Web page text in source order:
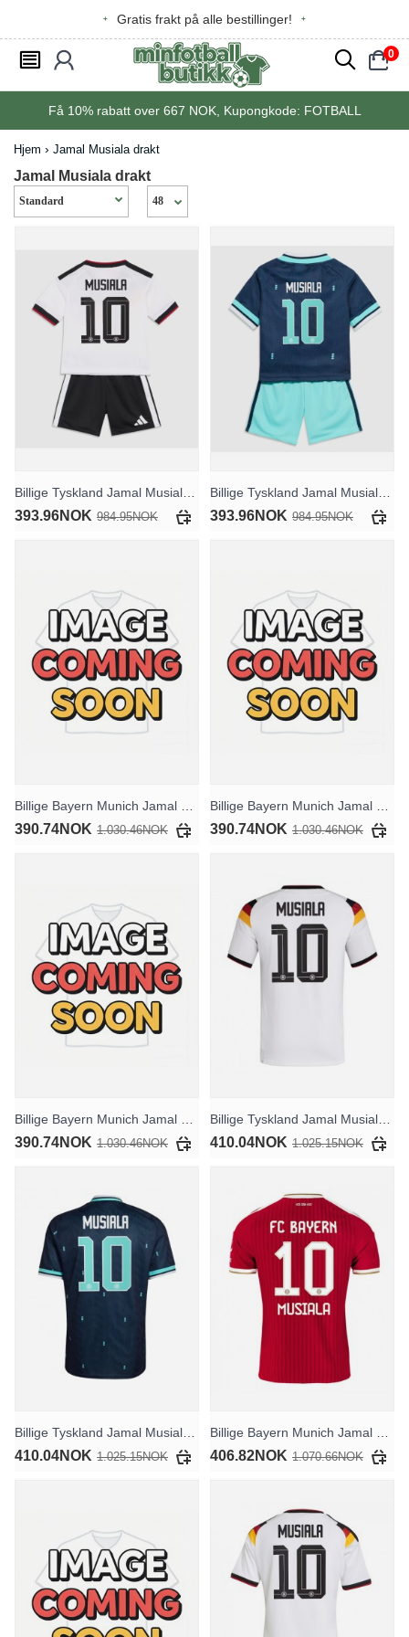
Gratis frakt på alle bestillinger!
󰂩 󰃳 󰂨 0
󰃠
Få 10%rabatt over 667 NOK, Kupongkode: FOTBALL
Hjem Jamal Musiala drakt
Jamal Musiala drakt
393.96NOK 984.95NOK 393.96NOK 984.95NOK
390.74NOK 1.030.46NOK 390.74NOK 1.030.46NOK
390.74NOK 1.030.46NOK 410.04NOK 1.025.15NOK
410.04NOK 1.025.15NOK 406.82NOK 1.070.66NOK